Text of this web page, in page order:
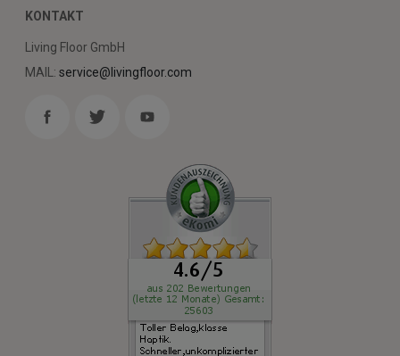
KONTAKT
Living Floor GmbH
MAIL: service@livingfloor.com